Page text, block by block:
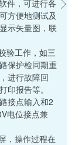
件，可进行各
方便地测试及
示矢量图，联
验工作，如三
保护检同期重
进行故障回
印报告等。
接点输入和2
电位接点兼
，操作过程在